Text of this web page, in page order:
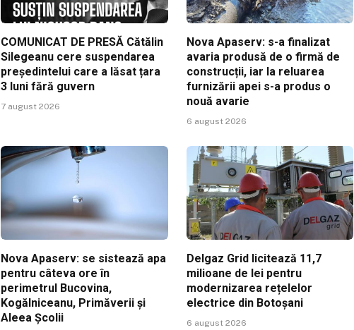
COMUNICAT DE PRESĂ Cătălin
Silegeanu cere suspendarea
președintelui care a lăsat țara
3 luni fără guvern
7 august 2026
Nova Apaserv: s-a finalizat
avaria produsă de o firmă de
construcții, iar la reluarea
furnizării apei s-a produs o
nouă avarie
6 august 2026
Nova Apaserv: se sistează apa
pentru câteva ore în
perimetrul Bucovina,
Kogălniceanu, Primăverii și
Aleea Școlii
Delgaz Grid licitează 11,7
milioane de lei pentru
modernizarea rețelelor
electrice din Botoșani
6 august 2026